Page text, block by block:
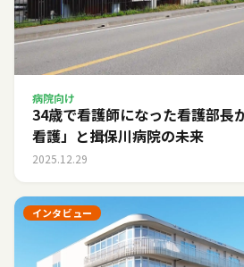
病院向け
34歳で看護師になった看護部長
看護」と揖保川病院の未来
2025.12.29
インタビュー